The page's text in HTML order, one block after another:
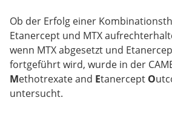
Ob der Erfolg einer
Etanercept und MTX
wenn MTX abgesetzt und
fortgeführt wird, wurde in der
Methotrexate and Etanercept O
untersucht.